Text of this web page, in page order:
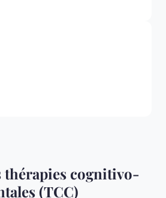
thérapies cognitivo-
(TCC)